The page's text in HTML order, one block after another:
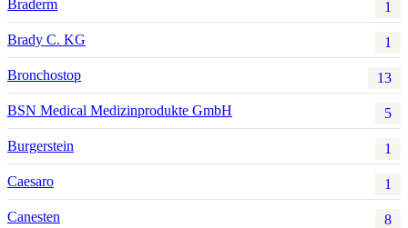
Braderm 1
Brady C. KG 1
Bronchostop 13
BSN Medical Medizinprodukte GmbH 5
Burgerstein 1
Caesaro 1
Canesten 8